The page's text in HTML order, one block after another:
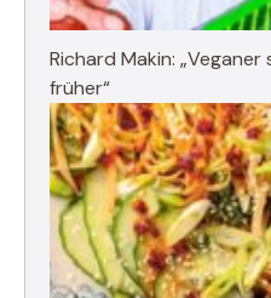
Richard Makin:
früher“